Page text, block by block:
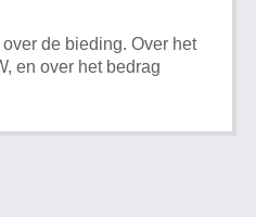
de bieding. Over het
en over het bedrag